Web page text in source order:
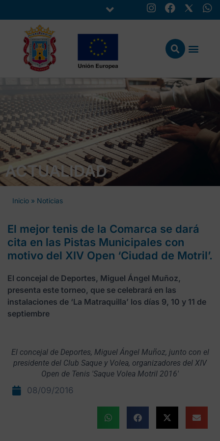
ACTUALIDAD
Inicio » Noticias
El mejor tenis de la Comarca se dará
cita en las Pistas Municipales con
motivo del XIV Open ‘Ciudad de Motril’.
El concejal de Deportes, Miguel Ángel Muñoz,
presenta este torneo, que se celebrará en las
instalaciones de ‘La Matraquilla’ los días 9, 10 y 11 de
septiembre
El concejal de Deportes, Miguel Ángel Muñoz, junto con el
presidente del Club Saque y Volea, organizadores del XIV
Open de Tenis 'Saque Volea Motril 2016'
08/09/2016